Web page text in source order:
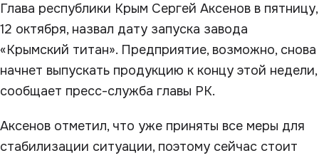
Глава республики Крым Сергей Аксенов в пятницу,
12 октября, назвал дату запуска завода
«Крымский титан». Предприятие, возможно, снова
начнет выпускать продукцию к концу этой недели,
сообщает пресс-служба главы РК.
Аксенов отметил, что уже приняты все меры для
стабилизации ситуации, поэтому сейчас стоит